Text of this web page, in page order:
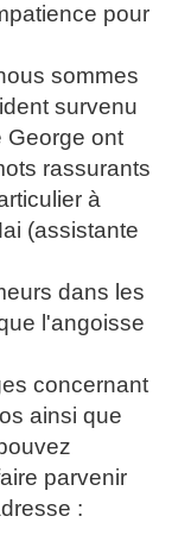
pour
sommes
survenu
George ont
rassurants
à
(assistante
dans les
l'angoisse
concernant
ainsi que
parvenir
: